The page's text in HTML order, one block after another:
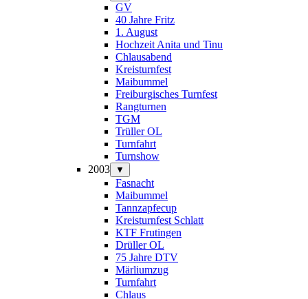
GV
40 Jahre Fritz
1. August
Hochzeit Anita und Tinu
Chlausabend
Kreisturnfest
Maibummel
Freiburgisches Turnfest
Rangturnen
TGM
Trüller OL
Turnfahrt
Turnshow
2003
▼
Fasnacht
Maibummel
Tannzapfecup
Kreisturnfest Schlatt
KTF Frutingen
Drüller OL
75 Jahre DTV
Märliumzug
Turnfahrt
Chlaus